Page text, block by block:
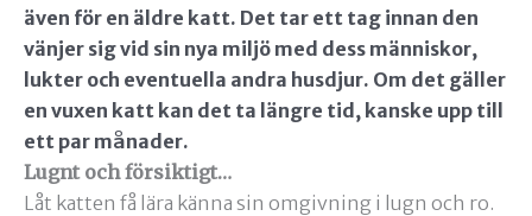
även för en äldre katt. Det tar ett tag innan den
vänjer sig vid sin nya miljö med dess människor,
lukter och eventuella andra husdjur. Om det gäller
en vuxen katt kan det ta längre tid, kanske upp till
ett par månader.
Lugnt och försiktigt…
Låt katten få lära känna sin omgivning i lugn och ro.